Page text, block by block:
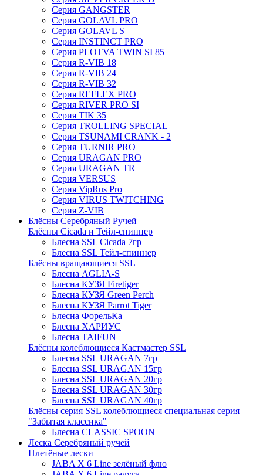
Серия GANGSTER
Серия GOLAVL PRO
Серия GOLAVL S
Серия INSTINCT PRO
Серия PLOTVA TWIN SI 85
Серия R-VIB 18
Серия R-VIB 24
Серия R-VIB 32
Серия REFLEX PRO
Серия RIVER PRO SI
Серия TIK 35
Серия TROLLING SPECIAL
Серия TSUNAMI CRANK - 2
Серия TURNIR PRO
Серия URAGAN PRO
Серия URAGAN TR
Серия VERSUS
Серия VipRus Pro
Серия VIRUS TWITCHING
Серия Z-VIB
Блёсны Серебряный Ручей
Блёсны Cicada и Тейл-спиннер
Блесна SSL Cicada 7гр
Блесна SSL Тейл-спиннер
Блёсны вращающиеся SSL
Блесна AGLIA-S
Блесна КУЗЯ Firetiger
Блесна КУЗЯ Green Perch
Блесна КУЗЯ Parrot Tiger
Блесна ФорельКа
Блесна ХАРИУС
Блесна TAIFUN
Блёсны колеблющиеся Кастмастер SSL
Блесна SSL URAGAN 7гр
Блесна SSL URAGAN 15гр
Блесна SSL URAGAN 20гр
Блесна SSL URAGAN 30гр
Блесна SSL URAGAN 40гр
Блёсны серия SSL колеблющиеся специальная серия
"Забытая классика"
Блесна CLASSIC SPOON
Леска Серебряный ручей
Плетёные лески
JABA X 6 Line зелёный флю